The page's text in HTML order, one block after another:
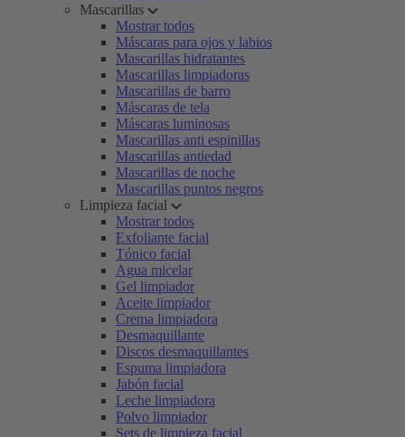
Mascarillas
Mostrar todos
Máscaras para ojos y labios
Mascarillas hidratantes
Mascarillas limpiadoras
Mascarillas de barro
Máscaras de tela
Máscaras luminosas
Mascarillas anti espinillas
Mascarillas antiedad
Mascarillas de noche
Mascarillas puntos negros
Limpieza facial
Mostrar todos
Exfoliante facial
Tónico facial
Agua micelar
Gel limpiador
Aceite limpiador
Crema limpiadora
Desmaquillante
Discos desmaquillantes
Espuma limpiadora
Jabón facial
Leche limpiadora
Polvo limpiador
Sets de limpieza facial